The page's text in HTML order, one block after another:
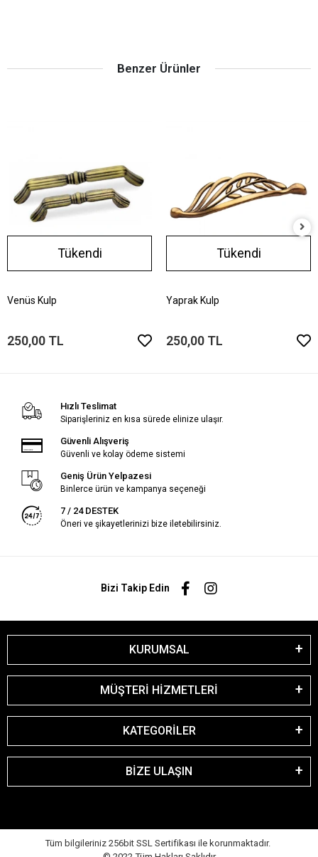
Benzer Ürünler
Tükendi
Venüs Kulp
250,00 TL
Tükendi
Yaprak Kulp
250,00 TL
Hızlı Teslimat
Siparişleriniz en kısa sürede elinize ulaşır.
Güvenli Alışveriş
Güvenli ve kolay ödeme sistemi
Geniş Ürün Yelpazesi
Binlerce ürün ve kampanya seçeneği
7 / 24 DESTEK
Öneri ve şikayetlerinizi bize iletebilirsiniz.
Bizi Takip Edin
KURUMSAL
MÜŞTERİ HİZMETLERİ
KATEGORİLER
BİZE ULAŞIN
Tüm bilgileriniz 256bit SSL Sertifikası ile korunmaktadır.